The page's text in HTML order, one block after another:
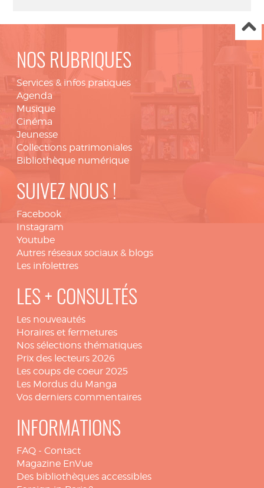
NOS RUBRIQUES
Services & infos pratiques
Agenda
Musique
Cinéma
Jeunesse
Collections patrimoniales
Bibliothèque numérique
SUIVEZ NOUS !
Facebook
Instagram
Youtube
Autres réseaux sociaux & blogs
Les infolettres
LES + CONSULTÉS
Les nouveautés
Horaires et fermetures
Nos sélections thématiques
Prix des lecteurs 2026
Les coups de coeur 2025
Les Mordus du Manga
Vos derniers commentaires
INFORMATIONS
FAQ - Contact
Magazine EnVue
Des bibliothèques accessibles